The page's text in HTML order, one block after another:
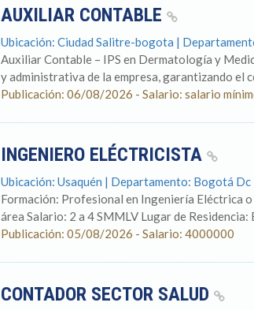
AUXILIAR CONTABLE
Ubicación: Ciudad Salitre-bogota |
Auxiliar Contable – IPS en Dermatología y
y administrativa de la empresa, garantizando el
Publicación: 06/08/2026 - Salario: salario
INGENIERO ELÉCTRICISTA
Ubicación: Usaquén | Departamento: Bogotá Dc
Formación: Profesional en Ingeniería Eléctrica
área Salario: 2 a 4 SMMLV Lugar de
Publicación: 05/08/2026 - Salario: 4000000
CONTADOR SECTOR SALUD